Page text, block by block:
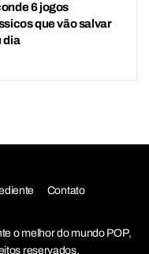
6 jogos
que vão salvar
dia
Contato
o melhor do mundo POP,
reservados.